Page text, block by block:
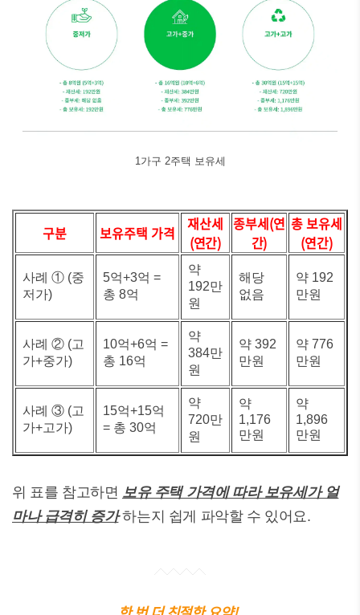
1가구 2주택 보유세
구분 보유주택 가격
재산세
(연간)
종부세(연
간)
총 보유세
(연간)
사례 ① (중
저가)
5억+3억 =
총 8억
약
192만
원
해당
없음
약 192
만원
사례 ② (고
가+중가)
10억+6억 =
총 16억
약
384만
원
약 392
만원
약 776
만원
사례 ③ (고
가+고가)
15억+15억
= 총 30억
약
720만
원
약
1,176
만원
약
1,896
만원
위 표를 참고하면 보유 주택 가격에 따라 보유세가 얼
마나 급격히 증가 하는지 쉽게 파악할 수 있어요.